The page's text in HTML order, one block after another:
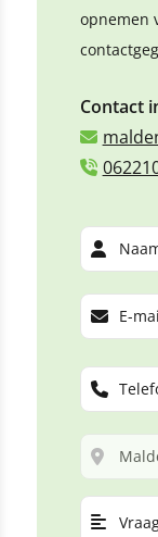
opnemen
Contact